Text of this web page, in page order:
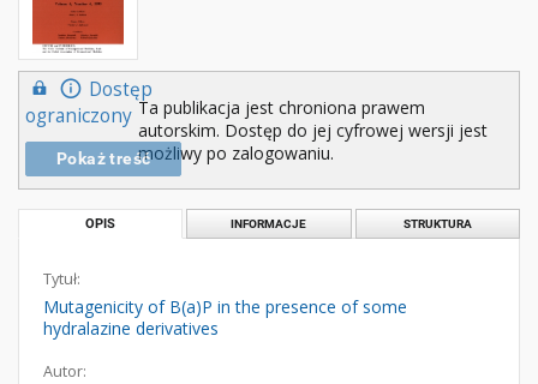
Dostęp
ograniczony
Pokaż treść
Ta publikacja jest chroniona prawem
autorskim. Dostęp do jej cyfrowej wersji jest
możliwy po zalogowaniu.
OPIS INFORMACJE STRUKTURA
Tytuł:
Mutagenicity of B(a)P in the presence of some
hydralazine derivatives
Autor: